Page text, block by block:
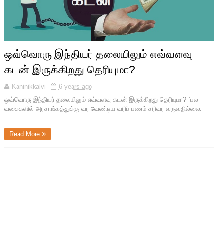
ஒவ்வொரு இந்தியர் தலையிலும் எவ்வளவு
கடன் இருக்கிறது தெரியுமா?
Kaninikkalvi
6 years ago
ஒவ்வொரு இந்தியர் தலையிலும் எவ்வளவு கடன் இருக்கிறது தெரியுமா? `பல
வகைகளில் அரசாங்கத்துக்கு வர வேண்டிய வரிப் பணம் சரிவர வருவதில்லை.
...
Read More